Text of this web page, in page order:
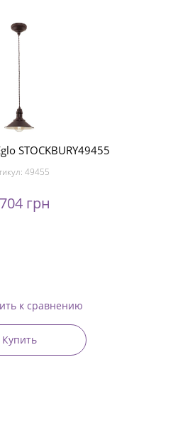
STOCKBURY49455
49455
грн
к сравнению
Купить